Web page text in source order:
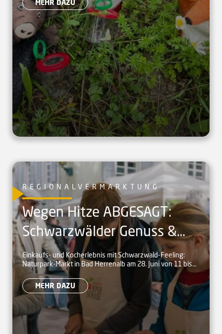
MEHR DAZU
REGIONALVERMARKTUNG
Wegen Hitze ABGESAGT:
Schwarzwälder Genuss &
Kinder-Kochkurse auf dem
Naturpark-Markt in Bad
Herrenalb
Einkaufs- und Kocherlebnis mit Schwarzwald-Feeling:
Naturpark-Markt in Bad Herrenalb am 28. Juni von 11 bis
17 Uhr
MEHR DAZU